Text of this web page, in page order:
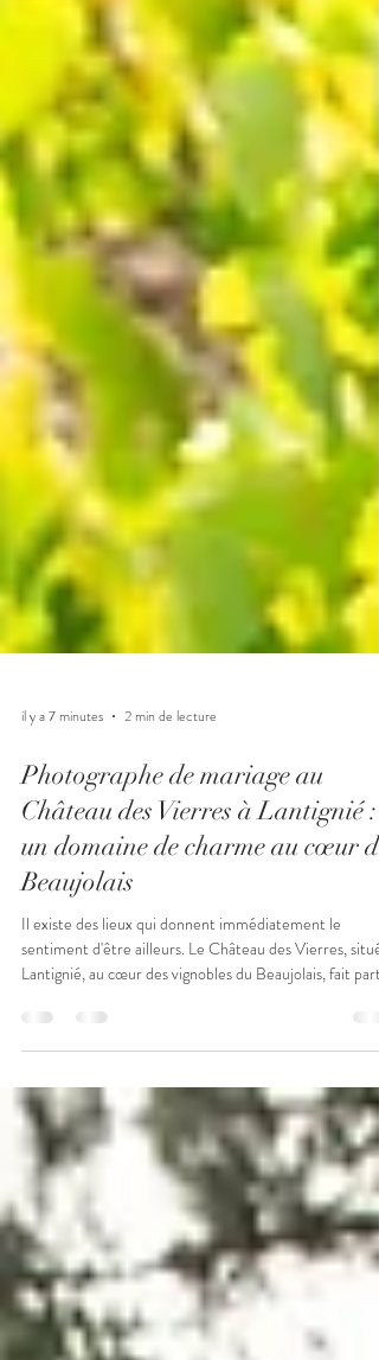
il y a 7 minutes 2 min de lecture
Photographe de mariage au
Château des Vierres à Lantignié :
un domaine de charme au cœur du
Beaujolais
sentiment d'être ailleurs. Le Château des Vierres, situé
Lantignié, au cœur des vignobles du Beaujolais, fait
pierres de caractère, ses espaces extérieurs verdoyants
son atmosphère chaleureuse, il offre un cadre idéal pour
célébrer un mariage élégant et authentique. À
quelques kilomètres de Villefranche-sur-Saône et de
Lyon, le Château des Vierres sédu